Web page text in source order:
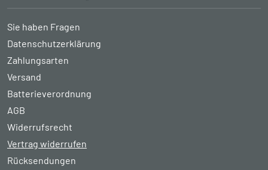
Sie haben Fragen
Datenschutzerklärung
Zahlungsarten
Versand
Batterieverordnung
AGB
Widerrufsrecht
Vertrag widerrufen
Rücksendungen